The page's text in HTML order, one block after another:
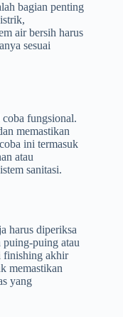
bagian penting
air bersih harus
sesuai
fungsional.
memastikan
ini termasuk
atau
sanitasi.
harus diperiksa
puing atau
finishing akhir
memastikan
yang